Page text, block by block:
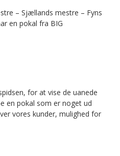
– Sjællands mestre – Fyns
en pokal fra BIG
for at vise de uanede
en pokal som er noget ud
vores kunder, mulighed for